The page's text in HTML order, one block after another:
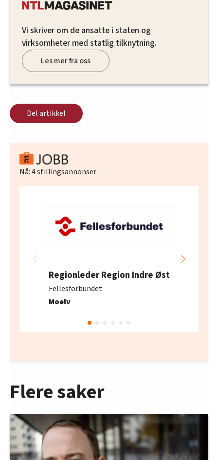
innenfor analyse og annonsering. Disse er angitt i
Vi skriver om de ansatte i staten og
virksomheter med statlig tilknytning.
Les mer fra oss
Del artikkel
Nå:4stillingsannonser
Regionleder Region Indre Øst
Fellesforbundet
Moelv
Flere saker